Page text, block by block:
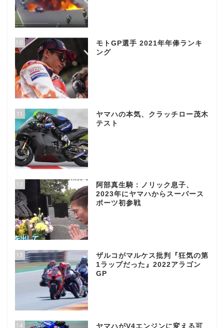
10
モトGP選手 2021年年俸ランキ
ング
11
ヤマハの本気、クラッチロー茂木
テスト
12
阿部真生騎：ノリック息子、
2023年にヤマハからスーパース
ポーツ初参戦
13
ザルコがマルケス批判『狂気の第
1ラップだった』2022アラゴン
GP
14
ヤマハがV4エンジンに変える可